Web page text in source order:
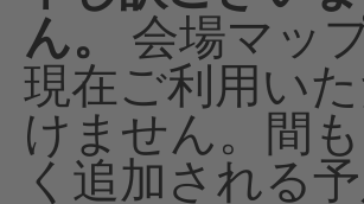
ん。 会場マッ
現在ご利用い
けません。間
く追加される